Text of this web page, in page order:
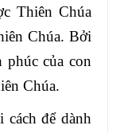
Thiên Chúa
Chúa. Bởi
phúc của con
Chúa.
để dành